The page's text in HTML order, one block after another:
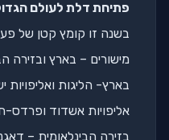
פתיחת דלת לעולם
בשנה זו קומץ קטן של
מישורים – בארץ ובזירה
בארץ- הליגות
אליפויות אשדוד
בזירה הבינלאומית –